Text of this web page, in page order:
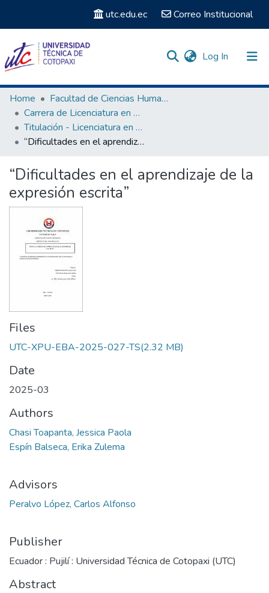
utc.edu.ec Correo Institucional
Log In (current)
Communities & Collections
Search
Statistics
Home
Facultad de Ciencias Humanas y Educación
Carrera de Licenciatura en Ciencias de la Educación mención Educación Básica
Titulación - Licenciatura en Ciencias de la Educación mención Educación Básica
“Dificultades en el aprendizaje de la expresión escrita”
“Dificultades en el aprendizaje de la
expresión escrita”
Files
UTC-XPU-EBA-2025-027-TS(2.32 MB)
Date
2025-03
Authors
Chasi Toapanta, Jessica Paola
Espín Balseca, Erika Zulema
Advisors
Peralvo López, Carlos Alfonso
Publisher
Ecuador : Pujilí : Universidad Técnica de Cotopaxi (UTC)
Abstract